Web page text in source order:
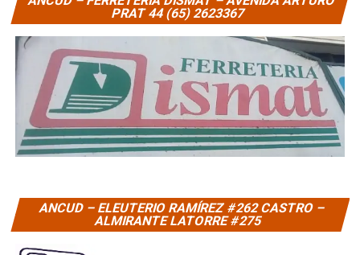
PRAT 44 (65) 2623367
ANCUD – ELEUTERIO RAMÍREZ #262 CASTRO –
ALMIRANTE LATORRE #275